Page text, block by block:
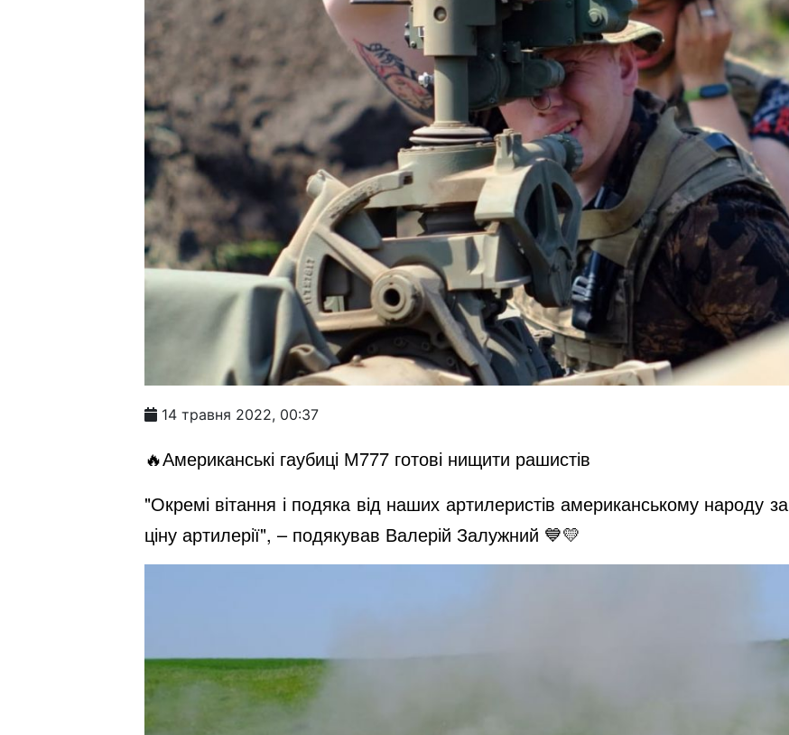
14 травня 2022, 00:37
🔥Американські гаубиці М777 готові нищити рашистів
"Окремі вітання і подяка від наших артилеристів американському народу
ціну артилерії", – подякував Валерій Залужний 💙💛